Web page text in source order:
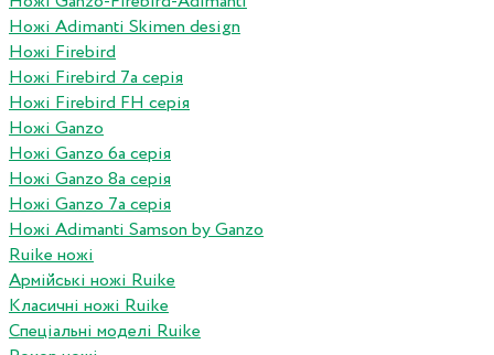
Ножі Adimanti Skimen design
Ножі Firebird
Ножі Firebird 7а серія
Ножі Firebird FH серія
Ножі Ganzo
Ножі Ganzo 6а серія
Ножі Ganzo 8а серія
Ножі Ganzo 7а серія
Ножі Adimanti Samson by Ganzo
Ruike ножі
Армійські ножі Ruike
Класичні ножі Ruike
Спеціальні моделі Ruike